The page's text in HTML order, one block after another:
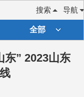
导航
搜索
全部
东” 2023山东